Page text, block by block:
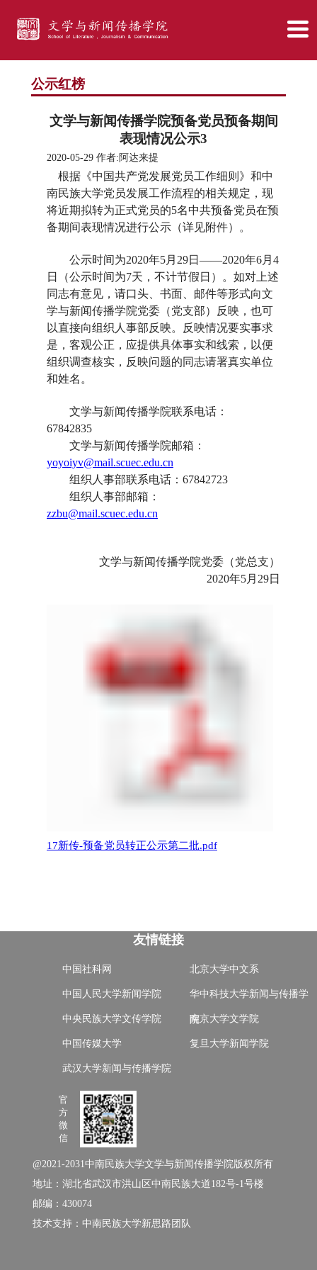
公示红榜
文学与新闻传播学院预备党员预备期间
表现情况公示3
2020-05-29 作者:阿达来提
根据《中国共产党发展党员工作细则》和中
南民族大学党员发展工作流程的相关规定，现
将近期拟转为正式党员的5名中共预备党员在预
备期间表现情况进行公示（详见附件）。
公示时间为2020年5月29日 ——2020年6月 4
日（公示时间为7天，不计节假日）。如对上述
同志有意见，请口头、书面、邮件等形式向文
学与新闻传播学院党委（党支部）反映，也可
以直接向组织人事部反映。反映情况要实事求
是，客观公正，应提供具体事实和线索，以便
组织调查核实，反映问题的同志请署真实单位
和姓名。
文学与新闻传播学院联系电话：
67842835
文学与新闻传播学院邮箱：
yoyoiyv@mail.scuec.edu.cn
组织人事部联系电话： 67842723
组织人事部邮箱：
zzbu@mail.scuec.edu.cn
文学与新闻传播学院党委（党总支）
2020年5月29日
17新传-预备党员转正公示第二批.pdf
友情链接
中国社科网 北京大学中文系
中国人民大学新闻学院 华中科技大学新闻与传播学
院
中央民族大学文传学院 南京大学文学院
中国传媒大学 复旦大学新闻学院
武汉大学新闻与传播学院
官
方
微
信
@2021-2031中南民族大学文学与新闻传播学院版权所有
地址：湖北省武汉市洪山区中南民族大道182号-1号楼
邮编：430074
技术支持：中南民族大学新思路团队